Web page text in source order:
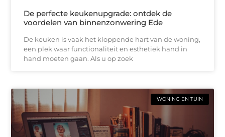
De perfecte keukenupgrade: ontdek de
voordelen van binnenzonwering Ede
De keuken is vaak het kloppende hart van de woning,
een plek waar functionaliteit en esthetiek hand in
hand moeten gaan. Als u op zoek
WONING EN TUIN